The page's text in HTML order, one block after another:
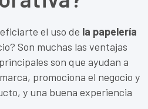
el uso de la papelería
Son muchas las ventajas
son que ayudan a
promociona el negocio y
y una buena experiencia